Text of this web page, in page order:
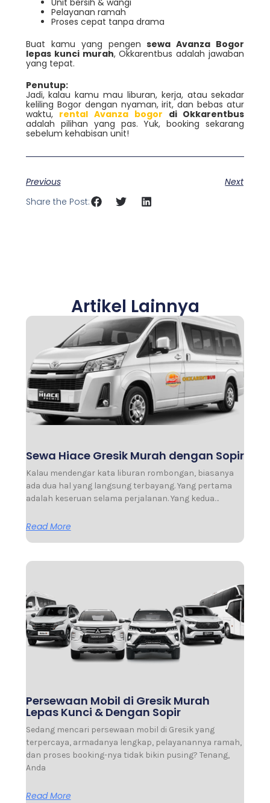
Unit bersih & wangi
Pelayanan ramah
Proses cepat tanpa drama
Buat kamu yang pengensewa Avanza Bogor
lepas kunci murah, Okkarentbus adalah jawaban
yang tepat.
Penutup:
Jadi, kalau kamu mau liburan, kerja, atau sekadar
keliling Bogor dengan nyaman, irit, dan bebas atur
waktu, rental Avanza bogor di Okkarentbus
adalah pilihan yang pas. Yuk, booking sekarang
sebelum kehabisan unit!
Previous
Next
Share the Post:
Artikel Lainnya
Sewa Hiace Gresik Murah dengan Sopir
Kalau mendengar kata liburan rombongan, biasanya
ada dua hal yang langsung terbayang. Yang pertama
adalah keseruan selama perjalanan. Yang kedua…
Read More
Persewaan Mobil di Gresik Murah
Lepas Kunci & Dengan Sopir
Sedang mencari persewaan mobil di Gresik yang
terpercaya, armadanya lengkap, pelayanannya ramah,
dan proses booking-nya tidak bikin pusing? Tenang,
Anda
Read More